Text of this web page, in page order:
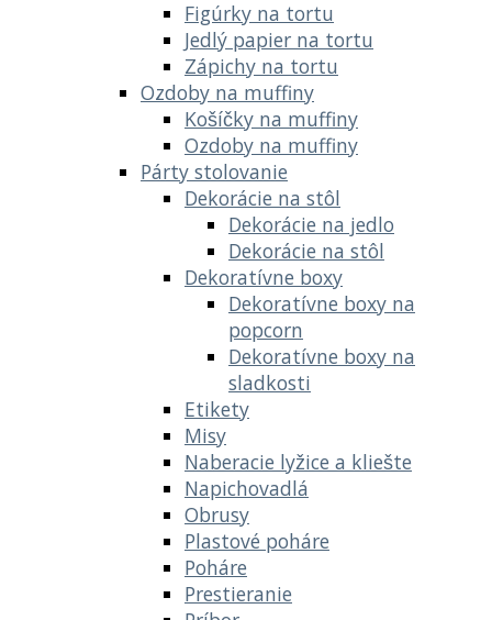
Figúrky na tortu
Jedlý papier na tortu
Zápichy na tortu
Ozdoby na muffiny
Košíčky na muffiny
Ozdoby na muffiny
Párty stolovanie
Dekorácie na stôl
Dekorácie na jedlo
Dekorácie na stôl
Dekoratívne boxy
Dekoratívne boxy na
popcorn
Dekoratívne boxy na
sladkosti
Etikety
Misy
Naberacie lyžice a kliešte
Napichovadlá
Obrusy
Plastové poháre
Poháre
Prestieranie